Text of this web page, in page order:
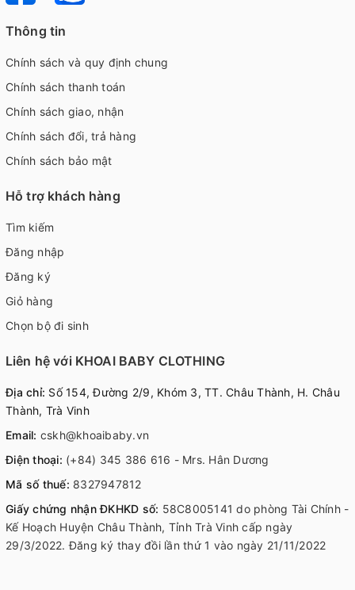
Thông tin
Chính sách và quy định chung
Chính sách thanh toán
Chính sách giao, nhận
Chính sách đổi, trả hàng
Chính sách bảo mật
Hỗ trợ khách hàng
Tìm kiếm
Đăng nhập
Đăng ký
Giỏ hàng
Chọn bộ đi sinh
Liên hệ với KHOAI BABY CLOTHING
Địa chỉ: Số 154, Đường 2/9, Khóm 3, TT. Châu Thành, H. Châu
Thành, Trà Vinh
Email: cskh@khoaibaby.vn
Điện thoại: (+84) 345 386 616 - Mrs. Hân Dương
Mã số thuế: 8327947812
Giấy chứng nhận ĐKHKD số: 58C8005141 do phòng Tài Chính -
Kế Hoạch Huyện Châu Thành, Tỉnh Trà Vinh cấp ngày
29/3/2022. Đăng ký thay đồi lần thứ 1 vào ngày 21/11/2022